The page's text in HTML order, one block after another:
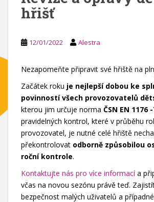
hřišť
12/01/2022 Alestra
Nezapomeňte připravit své hřiště na
Začátek roku je nejlepší dobou ke
povinností všech provozovatelů
kterou jim určuje norma ČSN EN 1176
pravidelných kontrol, které v průběhu
provozovatel, je nutné celé hřiště
překontrolovat odborně způsobilou
roční kontrole.
Kontaktujte nás pro více informacía
včas na novou sezónu právě teď.
bezpečnost malých uživatelů a